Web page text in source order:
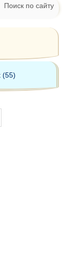
Поиск по сайту
(55)